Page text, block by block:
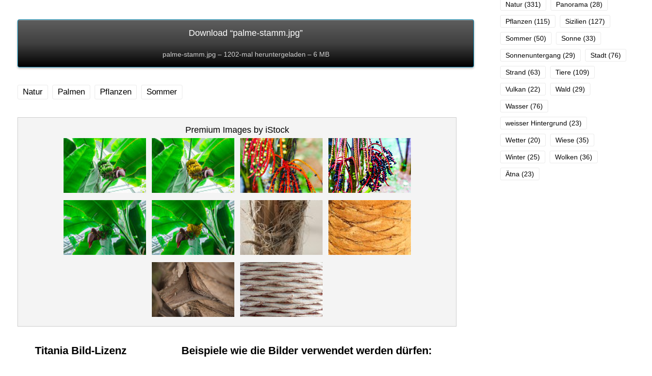
Download “palme-stamm.jpg”
palme-stamm.jpg – 1202-mal heruntergeladen – 6 MB
Natur Palmen Pflanzen Sommer
Premium Images by iStock
Titania Bild-Lizenz Beispiele wie die Bilder verwendet werden dürfen:
Natur (331) Panorama (28)
Pflanzen (115) Sizilien (127)
Sommer (50) Sonne (33)
Sonnenuntergang (29) Stadt (76)
Strand (63) Tiere (109)
Vulkan (22) Wald (29)
Wasser (76)
weisser Hintergrund (23)
Wetter (20) Wiese (35)
Winter (25) Wolken (36)
Ätna (23)